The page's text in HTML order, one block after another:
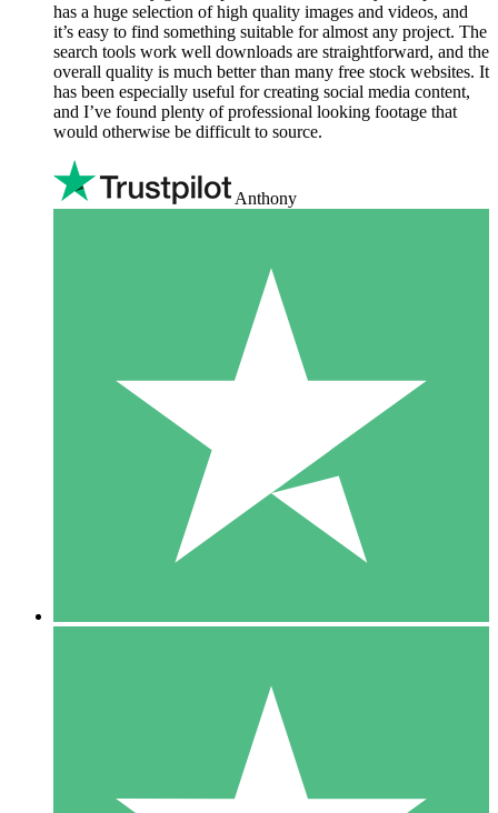
has a huge selection of high quality images and videos, and
it’s easy to find something suitable for almost any project. The
search tools work well downloads are straightforward, and the
overall quality is much better than many free stock websites. It
has been especially useful for creating social media content,
and I’ve found plenty of professional looking footage that
would otherwise be difficult to source.
Anthony